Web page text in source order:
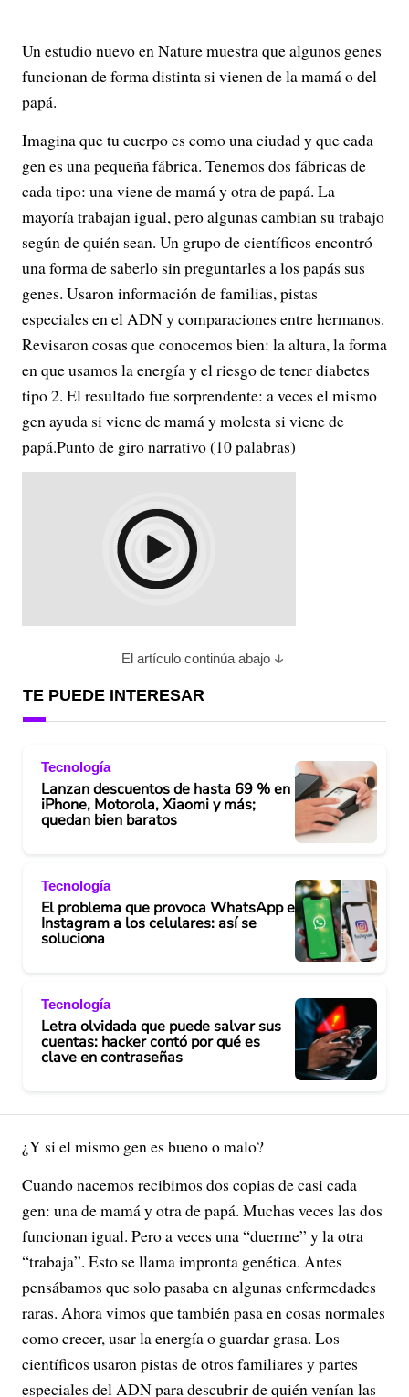
Un estudio nuevo en Nature muestra que algunos genes
funcionan de forma distinta si vienen de la mamá o del
papá.
Imagina que tu cuerpo es como una ciudad y que cada
gen es una pequeña fábrica. Tenemos dos fábricas de
cada tipo: una viene de mamá y otra de papá. La
mayoría trabajan igual, pero algunas cambian su trabajo
según de quién sean. Un grupo de científicos encontró
una forma de saberlo sin preguntarles a los papás sus
genes. Usaron información de familias, pistas
especiales en el ADN y comparaciones entre hermanos.
Revisaron cosas que conocemos bien: la altura, la forma
en que usamos la energía y el riesgo de tener diabetes
tipo 2. El resultado fue sorprendente: a veces el mismo
gen ayuda si viene de mamá y molesta si viene de
papá.Punto de giro narrativo (10 palabras)
El artículo continúa abajo
TE PUEDE INTERESAR
Tecnología
Lanzan descuentos de hasta 69 % en
iPhone, Motorola, Xiaomi y más;
quedan bien baratos
Tecnología
El problema que provoca WhatsApp e
Instagram a los celulares: así se
soluciona
Tecnología
Letra olvidada que puede salvar sus
cuentas: hacker contó por qué es
clave en contraseñas
¿Y si el mismo gen es bueno o malo?
Cuando nacemos recibimos dos copias de casi cada
gen: una de mamá y otra de papá. Muchas veces las dos
funcionan igual. Pero a veces una “duerme” y la otra
“trabaja”. Esto se llama impronta genética. Antes
pensábamos que solo pasaba en algunas enfermedades
raras. Ahora vimos que también pasa en cosas normales
como crecer, usar la energía o guardar grasa. Los
científicos usaron pistas de otros familiares y partes
especiales del ADN para descubrir de quién venían las